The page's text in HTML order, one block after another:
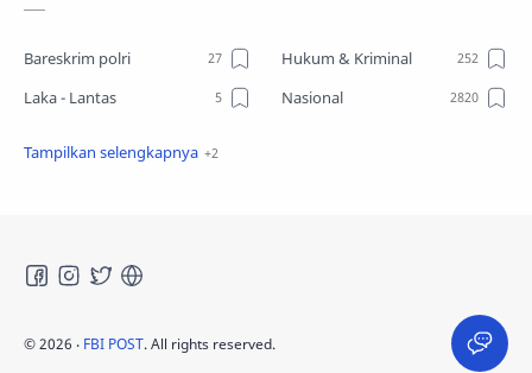
Bareskrim polri
Hukum & Kriminal
Laka - Lantas
Nasional
©2026 ‧ FBI POST. All rights reserved.